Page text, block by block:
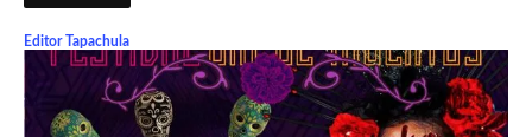
Editor Tapachula